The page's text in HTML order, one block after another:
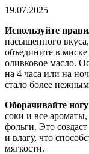
19.07.2025
Используйте
насыщенного
объедините в
оливковое масло.
на 4 часа или на
стало более
Оборачивайте
соки и все ароматы,
фольги. Это
и влагу, что
мягкости.